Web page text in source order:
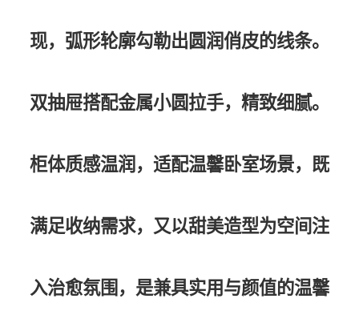
现，弧形轮廓勾勒出圆润俏皮的线条。
双抽屉搭配金属小圆拉手，精致细腻。
柜体质感温润，适配温馨卧室场景，既
满足收纳需求，又以甜美造型为空间注
入治愈氛围，是兼具实用与颜值的温馨